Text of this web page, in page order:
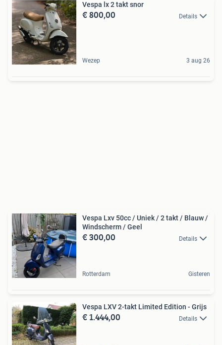
Vespa lx 2 takt snor
€ 800,00 Details
Wezep 3 aug 26
Vespa Lxv 50cc / Uniek / 2 takt / Blauw /
Windscherm / Geel
€ 300,00 Details
Rotterdam Gisteren
Vespa LXV 2-takt Limited Edition - Grijs
€ 1.444,00 Details